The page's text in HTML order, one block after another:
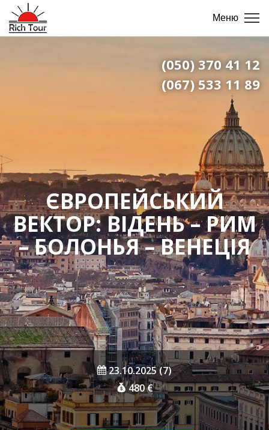
Меню
(050) 370 41 12
(067) 533 11 89
ЄВРОПЕЙСЬКИЙ
ВЕКТОР: ВІДЕНЬ – РИМ
– БОЛОНЬЯ – ВЕНЕЦІЯ
23.10.2025 (7)
480 €